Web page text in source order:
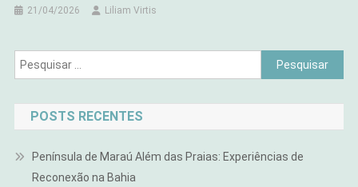
21/04/2026 Liliam Virtis
Pesquisar
por:
POSTS RECENTES
Península de Maraú Além das Praias: Experiências de
Reconexão na Bahia